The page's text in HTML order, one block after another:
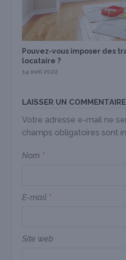
Pouvez-vous imposer des
locataire ?
14 avril 2022
LAISSER UN COMMENTAIRE
Votre adresse e-mail ne
champs obligatoires sont
Nom *
E-mail *
Site web